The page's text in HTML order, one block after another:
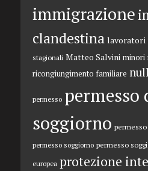
immigrazione
clandestina lavoratori
stagionali Matteo Salvini minori
ricongiungimento familiare
permesso permesso
soggiorno
permesso soggiorno permesso
europea protezione